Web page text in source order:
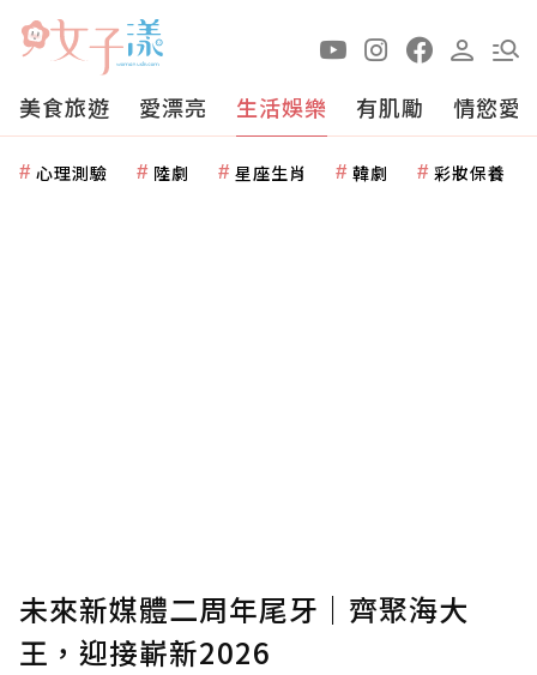
美食旅遊 愛漂亮 生活娛樂 有肌勵 情慾愛
心理測驗 陸劇 星座生肖 韓劇 彩妝保養
未來新媒體二周年尾牙｜齊聚海大
王，迎接嶄新2026